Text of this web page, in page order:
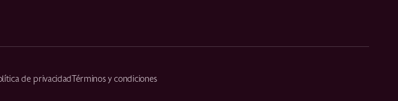
de privacidadTérminos y condiciones